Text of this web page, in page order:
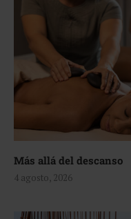
Más allá del descanso
4 agosto, 2026